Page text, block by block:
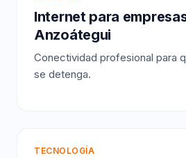
Internet para
Anzoátegui
Conectividad profesional para
se detenga.
TECNOLOGÍA